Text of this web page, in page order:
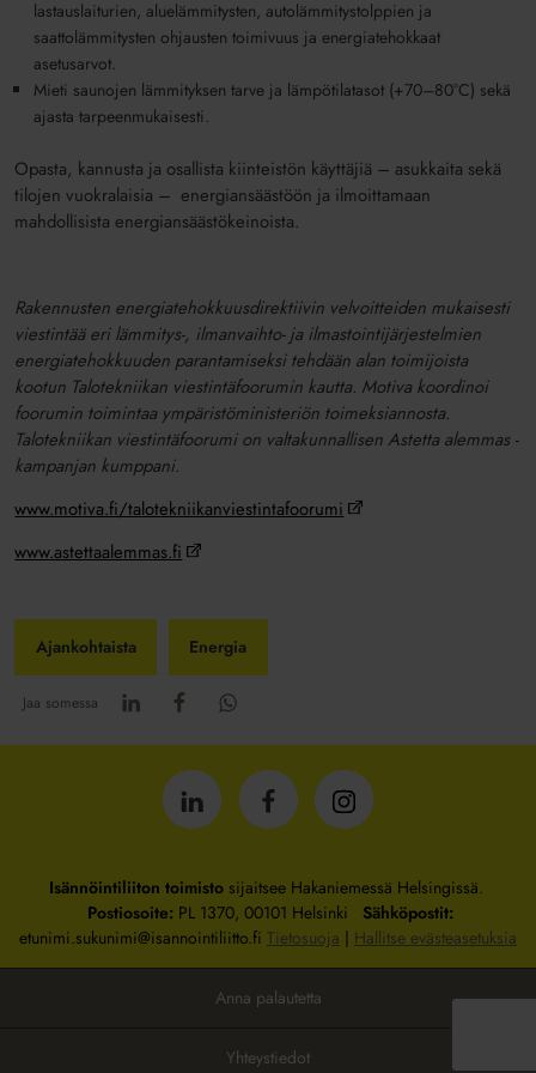
lastauslaiturien, aluelämmitysten, autolämmitystolppien ja
saattolämmitysten ohjausten toimivuus ja energiatehokkaat
asetusarvot.
Mieti saunojen lämmityksen tarve ja lämpötilatasot (+70–80°C) sekä
ajasta tarpeenmukaisesti.
Opasta, kannusta ja osallista kiinteistön käyttäjiä – asukkaita sekä
tilojen vuokralaisia – energiansäästöön ja ilmoittamaan
mahdollisista energiansäästökeinoista.
Rakennusten energiatehokkuusdirektiivin velvoitteiden mukaisesti
viestintää eri lämmitys-, ilmanvaihto- ja ilmastointijärjestelmien
energiatehokkuuden parantamiseksi tehdään alan toimijoista
kootun Talotekniikan viestintäfoorumin kautta. Motiva koordinoi
foorumin toimintaa ympäristöministeriön toimeksiannosta.
Talotekniikan viestintäfoorumi on valtakunnallisen Astetta alemmas -
kampanjan kumppani.
www.motiva.fi/talotekniikanviestintafoorumi
www.astettaalemmas.fi
Ajankohtaista Energia
Jaa somessa
IsännöintiliittoIsännöintiliittoIsännöintiliitto
Isännöintiliiton toimistosijaitsee Hakaniemessä Helsingissä.
Postiosoite: PL 1370, 00101 Helsinki Sähköpostit:
etunimi.sukunimi@isannointiliitto.fi Tietosuoja | Hallitse evästeasetuksia
Anna palautetta
Yhteystiedot